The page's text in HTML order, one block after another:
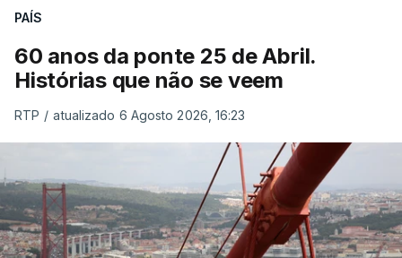
PAÍS
60 anos da ponte 25 de Abril.
Histórias que não se veem
RTP / atualizado 6 Agosto 2026, 16:23